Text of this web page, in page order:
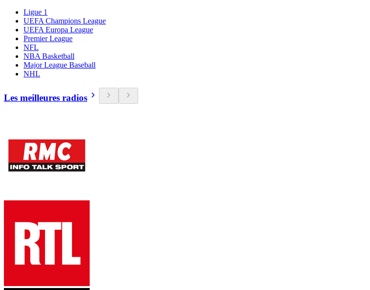
Ligue 1
UEFA Champions League
UEFA Europa League
Premier League
NFL
NBA Basketball
Major League Baseball
NHL
Les meilleures radios